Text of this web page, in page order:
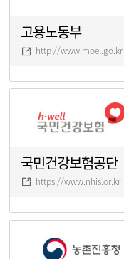
고용노동부
http://www.moel.go.kr
국민건강보험공단
https://www.nhis.or.kr